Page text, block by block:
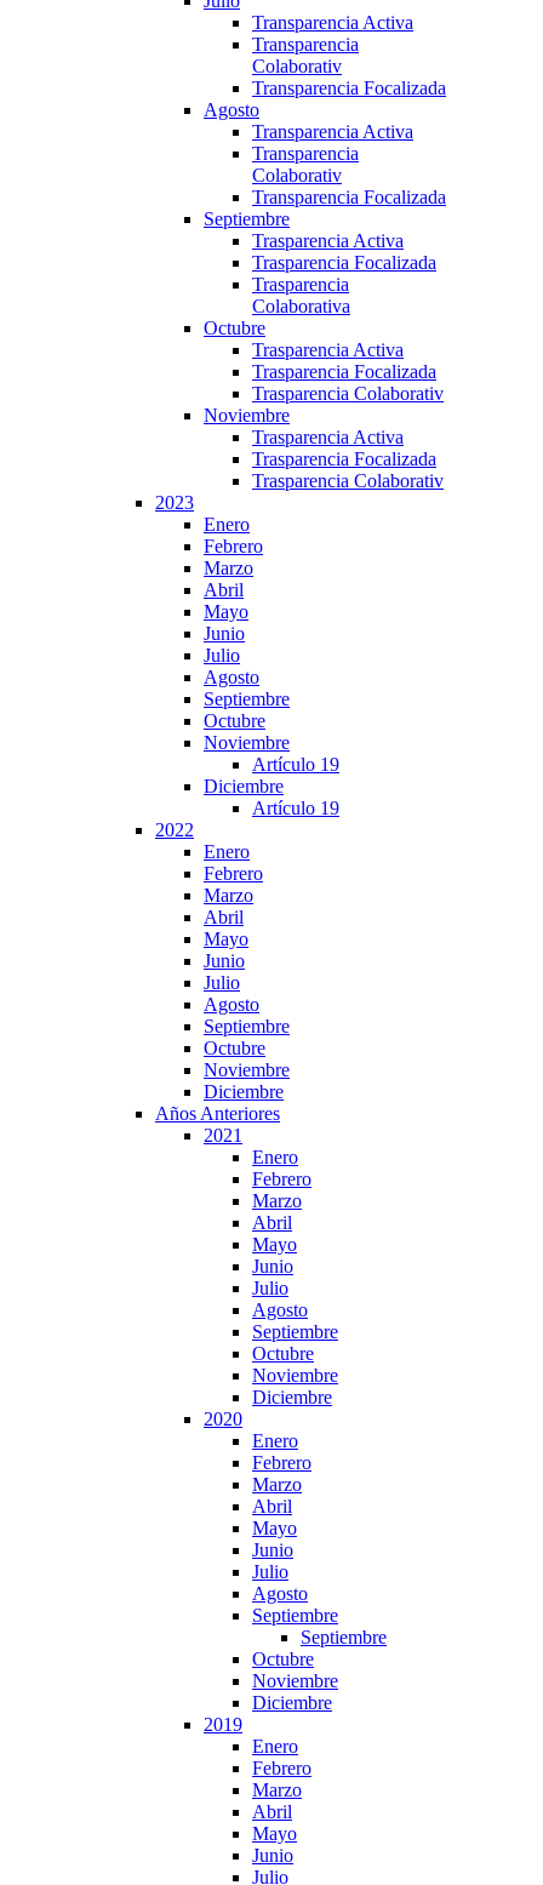
Transparencia Activa
Transparencia
Colaborativ
Transparencia Focalizada
Agosto
Transparencia Activa
Transparencia
Colaborativ
Transparencia Focalizada
Septiembre
Trasparencia Activa
Trasparencia Focalizada
Trasparencia
Colaborativa
Octubre
Trasparencia Activa
Trasparencia Focalizada
Trasparencia Colaborativ
Noviembre
Trasparencia Activa
Trasparencia Focalizada
Trasparencia Colaborativ
2023
Enero
Febrero
Marzo
Abril
Mayo
Junio
Julio
Agosto
Septiembre
Octubre
Noviembre
Artículo 19
Diciembre
Artículo 19
2022
Enero
Febrero
Marzo
Abril
Mayo
Junio
Julio
Agosto
Septiembre
Octubre
Noviembre
Diciembre
Años Anteriores
2021
Enero
Febrero
Marzo
Abril
Mayo
Junio
Julio
Agosto
Septiembre
Octubre
Noviembre
Diciembre
2020
Enero
Febrero
Marzo
Abril
Mayo
Junio
Julio
Agosto
Septiembre
Septiembre
Octubre
Noviembre
Diciembre
2019
Enero
Febrero
Marzo
Abril
Mayo
Junio
Julio